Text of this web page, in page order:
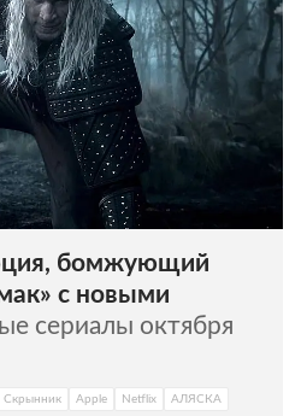
бомжующий
с новыми
сериалы октября
Скрынник Apple Netflix
АЛЯСКА